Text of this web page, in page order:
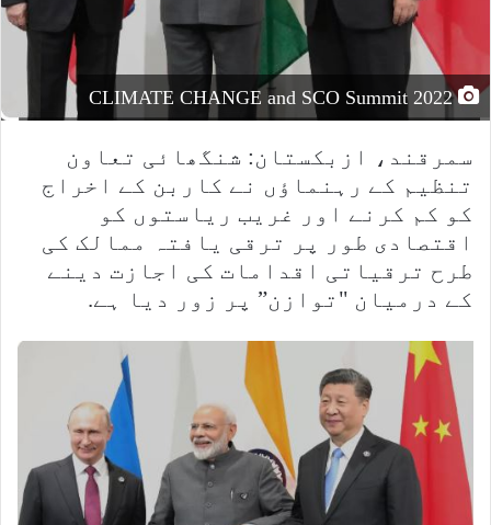
CLIMATE CHANGE and SCO Summit 2022
سمرقند، ازبکستان: شنگھائی تعاون
تنظیم کے رہنماؤں نے کاربن کے اخراج
کو کم کرنے اور غریب ریاستوں کو
اقتصادی طور پر ترقی یافتہ ممالک کی
طرح ترقیاتی اقدامات کی اجازت دینے
کے درمیان "توازن” پر زور دیا ہے.